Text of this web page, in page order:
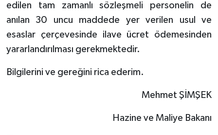
edilen tam zamanlı sözleşmeli personelin de
anılan 30 uncu maddede yer verilen usul ve
esaslar çerçevesinde ilave ücret ödemesinden
yararlandırılması gerekmektedir.
Bilgilerini ve gereğini rica ederim.
Mehmet ŞİMŞEK
Hazine ve Maliye Bakanı